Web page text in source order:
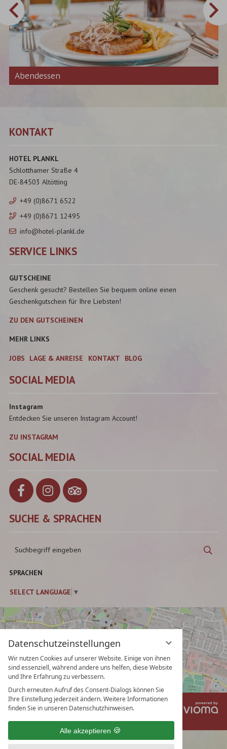
Datenschutzeinstellungen
Wir nutzen Cookies auf unserer Website. Einige von ihnen
sind essenziell, während andere uns helfen, diese Website
und Ihre Erfahrung zu verbessern.
Durch erneuten Aufruf des Consent-Dialogs können Sie
Ihre Einstellung jederzeit ändern. Weitere Informationen
finden Sie in unseren Datenschutzhinweisen.
Alle akzeptieren
Abendessen
KONTAKT
HOTEL PLANKL
Schlotthamer Straße 4
DE-84503 Altötting
+49 (0)8671 6522
+49 (0)8671 12495
info@hotel-plankl.de
SERVICE LINKS
GUTSCHEINE
Geschenk gesucht? Bestellen Sie bequem online einen
Geschenkgutschein für Ihre Liebsten!
ZU DEN GUTSCHEINEN
MEHR LINKS
JOBS LAGE & ANREISE KONTAKT BLOG
SOCIAL MEDIA
Instagram
Entdecken Sie unseren Instagram Account!
ZU INSTAGRAM
SOCIAL MEDIA
SUCHE & SPRACHEN
SPRACHEN
SELECT LANGUAGE ▼
Impressum
Datenschutz